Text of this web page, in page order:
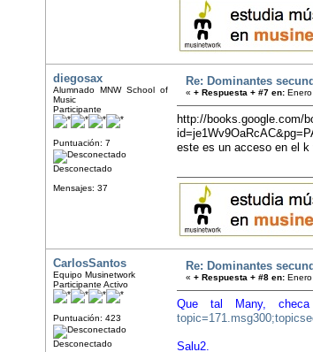
diegosax
Alumnado MNW School of
Music
Participante
Puntuación: 7
Desconectado
Mensajes: 37
Re: Dominantes
« + Respuesta + #7 en:
http://books.google.com/
este es un acceso en el
CarlosSantos
Equipo Musinetwork
Participante Activo
Puntuación: 423
Desconectado
Re: Dominantes
« + Respuesta + #8 en:
Que tal Many,
Salu2.